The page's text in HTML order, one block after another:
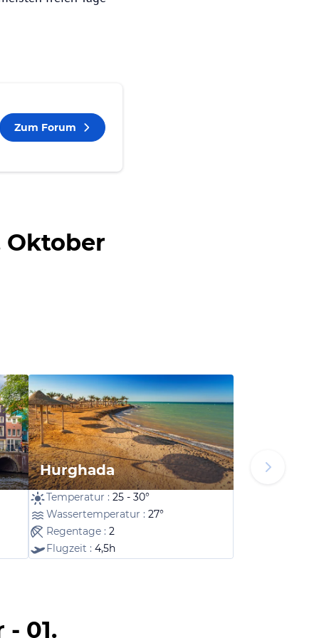
Zum Forum
Oktober
Hurghada
Temperatur : 25 - 30°
Wassertemperatur : 27°
Regentage : 2
Flugzeit : 4,5h
01.